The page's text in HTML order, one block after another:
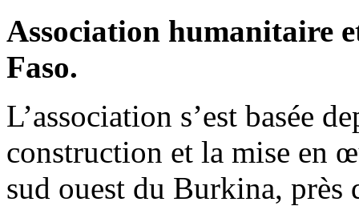
Association humanitaire
Faso.
L’association s’est basée
construction et la mise en
sud ouest du Burkina,